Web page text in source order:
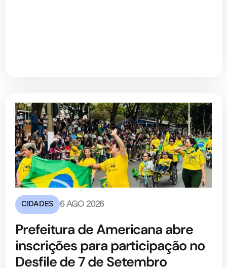
CIDADES 6 AGO 2026
Prefeitura de Americana abre
inscrições para participação no
Desfile de 7 de Setembro